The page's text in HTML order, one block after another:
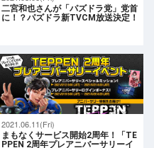
二宮和也さんが「パズドラ党」党首
に！？パズドラ新TVCM放送決定！
2021.06.11(Fri)
まもなくサービス開始2周年！「TE
PPEN 2周年プレアニバーサリーイ